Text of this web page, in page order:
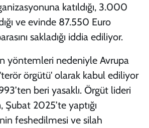
katıldığı, 3.000
ve evinde 87.550 Euro
sakladığı iddia ediliyor.
yöntemleri nedeniyle Avrupa
örgütü' olarak kabul ediliyor
beri yasaklı. Örgüt lideri
2025’te yaptığı
feshedilmesi ve silah